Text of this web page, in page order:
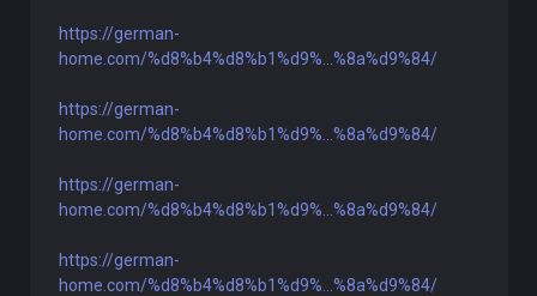
https://german-
home.com/%d8%b4%d8%b1%d9%...%8a%d9%84/
https://german-
home.com/%d8%b4%d8%b1%d9%...%8a%d9%84/
https://german-
home.com/%d8%b4%d8%b1%d9%...%8a%d9%84/
https://german-
home.com/%d8%b4%d8%b1%d9%...%8a%d9%84/